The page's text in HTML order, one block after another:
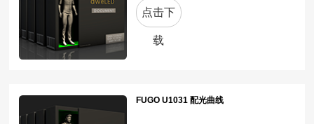
点击下
载
FUGO U1031 配光曲线